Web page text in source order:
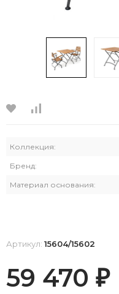
Коллекция:
Бренд:
Материал основания:
Артикул: 15604/15602
59 470 ₽